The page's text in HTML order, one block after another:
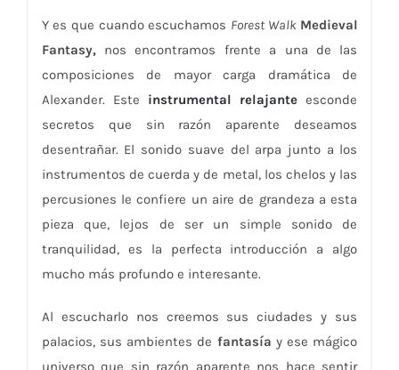
Y es que cuando escuchamos Forest Walk Medieval
Fantasy, nos encontramos frente a una de las
composiciones de mayor carga dramática de
Alexander. Este instrumental relajanteesconde
secretos que sin razón aparente deseamos
desentrañar. El sonido suave del arpa junto a los
instrumentos de cuerda y de metal, los chelos y las
percusiones le confiere un aire de grandeza a esta
pieza que, lejos de ser un simple sonido de
tranquilidad, es la perfecta introducción a algo
mucho más profundo e interesante.
Al escucharlo nos creemos sus ciudades y sus
palacios, sus ambientes de fantasía y ese mágico
universo que sin razón aparente nos hace sentir